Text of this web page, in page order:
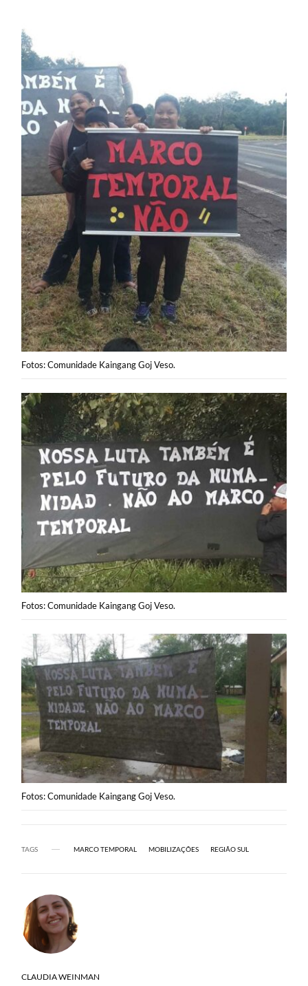
Fotos: Comunidade Kaingang Goj Veso.
Fotos: Comunidade Kaingang Goj Veso.
Fotos: Comunidade Kaingang Goj Veso.
TAGS MARCO TEMPORAL MOBILIZAÇÕES REGIÃO SUL
CLAUDIA WEINMAN